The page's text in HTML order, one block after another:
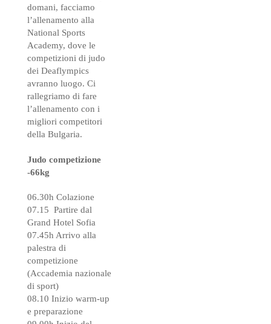
domani, facciamo
l’allenamento alla
National Sports
Academy, dove le
competizioni di judo
dei Deaflympics
avranno luogo. Ci
rallegriamo di fare
l’allenamento con i
migliori competitori
della Bulgaria.
Judo competizione
-66kg
06.30h Colazione
07.15 Partire dal
Grand Hotel Sofia
07.45h Arrivo alla
palestra di
competizione
(Accademia nazionale
di sport)
08.10 Inizio warm-up
e preparazione